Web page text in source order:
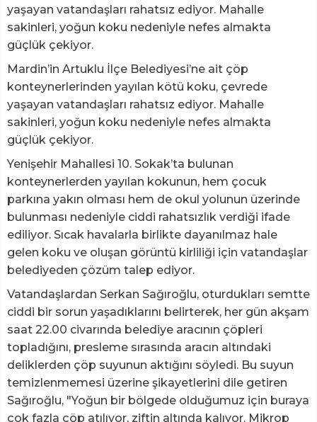
yaşayan vatandaşları rahatsız ediyor. Mahalle
sakinleri, yoğun koku nedeniyle nefes almakta
güçlük çekiyor.
Mardin’in Artuklu İlçe Belediyesi’ne ait çöp
konteynerlerinden yayılan kötü koku, çevrede
yaşayan vatandaşları rahatsız ediyor. Mahalle
sakinleri, yoğun koku nedeniyle nefes almakta
güçlük çekiyor.
Yenişehir Mahallesi 10. Sokak’ta bulunan
konteynerlerden yayılan kokunun, hem çocuk
parkına yakın olması hem de okul yolunun üzerinde
bulunması nedeniyle ciddi rahatsızlık verdiği ifade
ediliyor. Sıcak havalarla birlikte dayanılmaz hale
gelen koku ve oluşan görüntü kirliliği için vatandaşlar
belediyeden çözüm talep ediyor.
Vatandaşlardan Serkan Sağıroğlu, oturdukları semtte
ciddi bir sorun yaşadıklarını belirterek, her gün akşam
saat 22.00 civarında belediye aracının çöpleri
topladığını, presleme sırasında aracın altındaki
deliklerden çöp suyunun aktığını söyledi. Bu suyun
temizlenmemesi üzerine şikayetlerini dile getiren
Sağıroğlu, "Yoğun bir bölgede olduğumuz için buraya
çok fazla çöp atılıyor, ziftin altında kalıyor. Mikrop